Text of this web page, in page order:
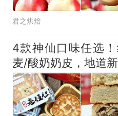
君之烘焙
4款神仙口味任选
麦/酸奶奶皮，地道新